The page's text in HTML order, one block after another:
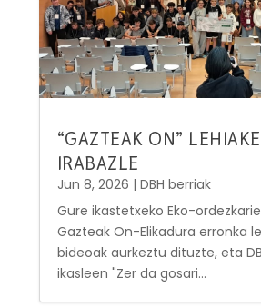
“GAZTEAK ON”
IRABAZLE
Jun 8, 2026 | DBH berriak
Gure ikastetxeko Eko-
Gazteak On-Elikadura erronka
bideoak aurkeztu dituzte, eta
ikasleen "Zer da gosari...